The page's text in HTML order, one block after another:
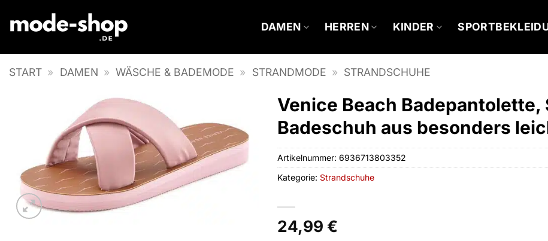
Inhalt
DAMEN HERREN KINDER
START » DAMEN » WÄSCHE & BADEMODE » STRANDMODE » STRANDSCHUHE
Venice Beach Badepantolette,
Badeschuh aus besonders
24,99 €
Artikelnummer: 6936713803352
Kategorie: Strandschuhe